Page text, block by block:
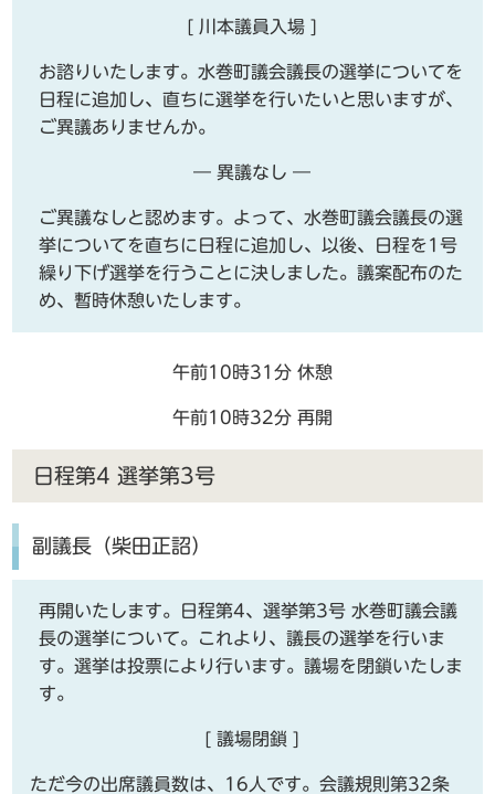
[ 川本議員入場 ]
お諮りいたします。水巻町議会議長の選挙についてを
日程に追加し、直ちに選挙を行いたいと思いますが、
ご異議ありませんか。
― 異議なし ―
ご異議なしと認めます。よって、水巻町議会議長の選
挙についてを直ちに日程に追加し、以後、日程を1号
繰り下げ選挙を行うことに決しました。議案配布のた
め、暫時休憩いたします。
午前10時31分 休憩
午前10時32分 再開
日程第4 選挙第3号
副議長（柴田正詔）
再開いたします。日程第4、選挙第3号 水巻町議会議
長の選挙について。これより、議長の選挙を行いま
す。選挙は投票により行います。議場を閉鎖いたしま
す。
[ 議場閉鎖 ]
ただ今の出席議員数は、16人です。会議規則第32条